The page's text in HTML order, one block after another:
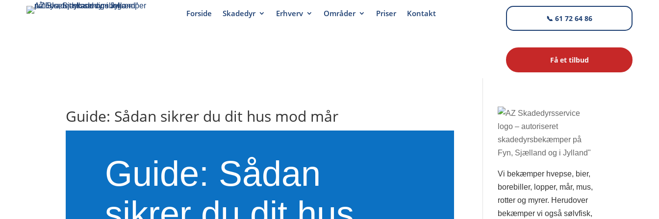
Forside Skadedyr Erhverv Områder Priser Kontakt
📞 61 72 64 86
Få et tilbud
Guide: Sådan sikrer du dit hus mod mår
Guide: Sådan
Vi bekæmper hvepse, bier,
borebiller, lopper, mår, mus,
rotter og myrer. Herudover
bekæmper vi også sølvfisk,